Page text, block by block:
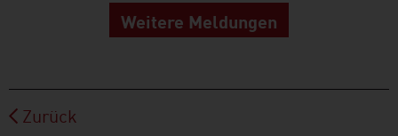
Weitere Meldungen
Zurück